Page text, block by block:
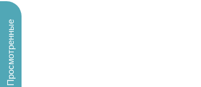
Просмотренные